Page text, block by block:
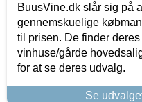
BuusVine.dk slår sig på
gennemskuelige
til prisen. De finder
vinhuse/gårde
for at se deres udvalg.
Se